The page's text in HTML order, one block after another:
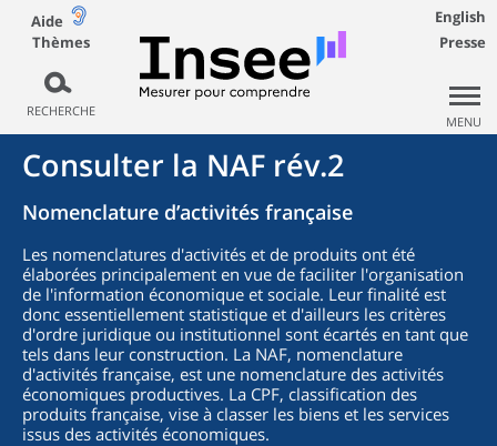
Aide
Thèmes
RECHERCHE
English
Presse
MENU
Consulter la NAF rév.2
Nomenclature d’activités française
Les nomenclatures d'activités et de produits ont été
élaborées principalement en vue de faciliter l'organisation
de l'information économique et sociale. Leur finalité est
donc essentiellement statistique et d'ailleurs les critères
d'ordre juridique ou institutionnel sont écartés en tant que
tels dans leur construction. La NAF, nomenclature
d'activités française, est une nomenclature des activités
économiques productives. La CPF, classification des
produits française, vise à classer les biens et les services
issus des activités économiques.